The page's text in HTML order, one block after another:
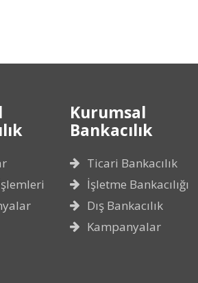
Kurumsal
Bankacılık
Ticari Bankacılık
İşletme Bankacılığı
Dış Bankacılık
Kampanyalar